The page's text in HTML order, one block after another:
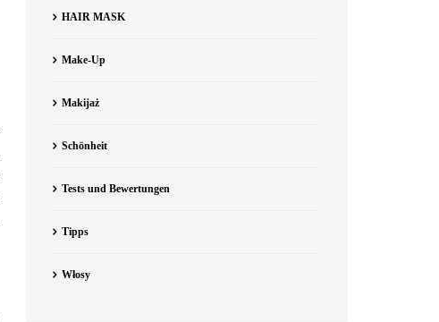
HAIR MASK
Make-Up
Makijaż
Schönheit
Tests und Bewertungen
Tipps
Włosy